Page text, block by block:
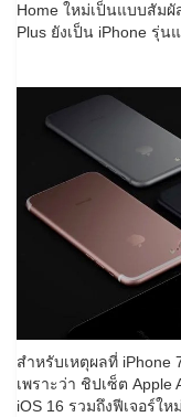
Home ใหม่เป็นแบบสัม
Plus ยังเป็น iPhone รุ่
สำหรับเหตุผลที่ iPhone
เพราะว่า ชิปเซ็ต
iOS 16 รวมถึงฟีเจอร์ใ